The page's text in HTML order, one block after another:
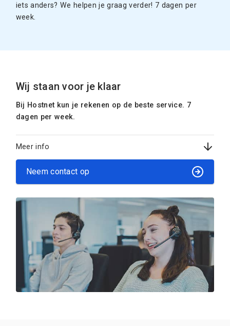
iets anders? We helpen je graag verder! 7 dagen per
week.
Wij staan voor je klaar
Bij Hostnet kun je rekenen op de beste service. 7
dagen per week.
Meer info
Neem contact op